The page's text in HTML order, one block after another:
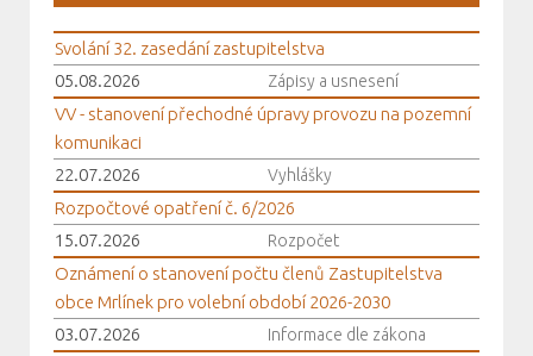
Svolání 32. zasedání zastupitelstva
05.08.2026
Zápisy a usnesení
VV - stanovení přechodné úpravy provozu na pozemní
komunikaci
22.07.2026
Vyhlášky
Rozpočtové opatření č. 6/2026
15.07.2026
Rozpočet
Oznámení o stanovení počtu členů Zastupitelstva
obce Mrlínek pro volební období 2026-2030
03.07.2026
Informace dle zákona